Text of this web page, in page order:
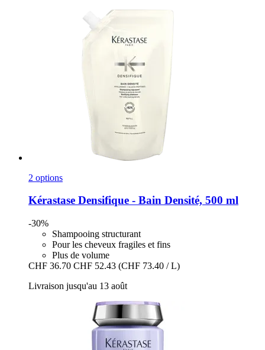
2 options
Kérastase Densifique -​ Bain Densité, 500 ml
-30%
Shampooing structurant
Pour les cheveux fragiles et fins
Plus de volume
CHF 36.70 CHF 52.43 (CHF 73.40 / L)
Livraison jusqu'au 13 août